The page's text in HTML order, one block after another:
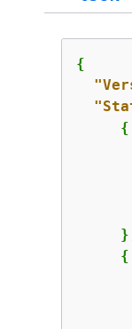
{
{
{